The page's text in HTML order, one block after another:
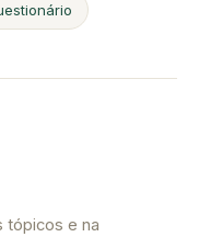
tópicos e na